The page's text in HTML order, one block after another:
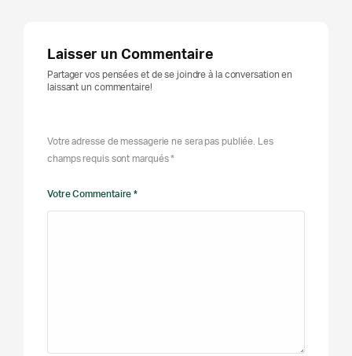
Laisser un Commentaire
Partager vos pensées et de se joindre à la conversation en
laissant un commentaire!
Votre adresse de messagerie ne sera pas publiée. Les
champs requis sont marqués *
Votre Commentaire *